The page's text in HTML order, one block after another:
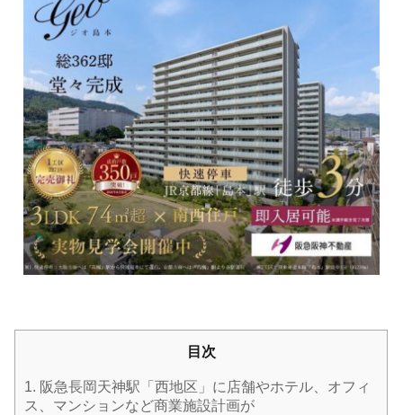
目次
1. 阪急長岡天神駅「西地区」に店舗やホテル、オフィ
ス、マンションなど商業施設計画が